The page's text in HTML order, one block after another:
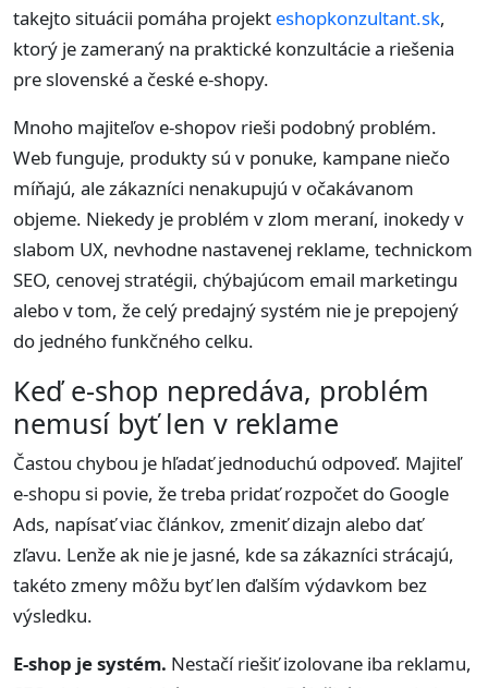
takejto situácii pomáha projekt eshopkonzultant.sk,
ktorý je zameraný na praktické konzultácie a riešenia
pre slovenské a české e-shopy.
Mnoho majiteľov e-shopov rieši podobný problém.
Web funguje, produkty sú v ponuke, kampane niečo
míňajú, ale zákazníci nenakupujú v očakávanom
objeme. Niekedy je problém v zlom meraní, inokedy v
slabom UX, nevhodne nastavenej reklame, technickom
SEO, cenovej stratégii, chýbajúcom email marketingu
alebo v tom, že celý predajný systém nie je prepojený
do jedného funkčného celku.
Keď e-shop nepredáva, problém
nemusí byť len v reklame
Častou chybou je hľadať jednoduchú odpoveď. Majiteľ
e-shopu si povie, že treba pridať rozpočet do Google
Ads, napísať viac článkov, zmeniť dizajn alebo dať
zľavu. Lenže ak nie je jasné, kde sa zákazníci strácajú,
takéto zmeny môžu byť len ďalším výdavkom bez
výsledku.
E-shop je systém. Nestačí riešiť izolovane iba reklamu,